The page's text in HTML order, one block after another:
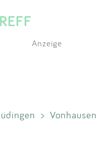
Anzeige
> Vonhausen